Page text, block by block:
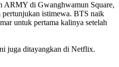
ARMY di Gwanghwamun Square,
pertunjukan istimewa. BTS naik
untuk pertama kalinya setelah
juga ditayangkan di Netflix.